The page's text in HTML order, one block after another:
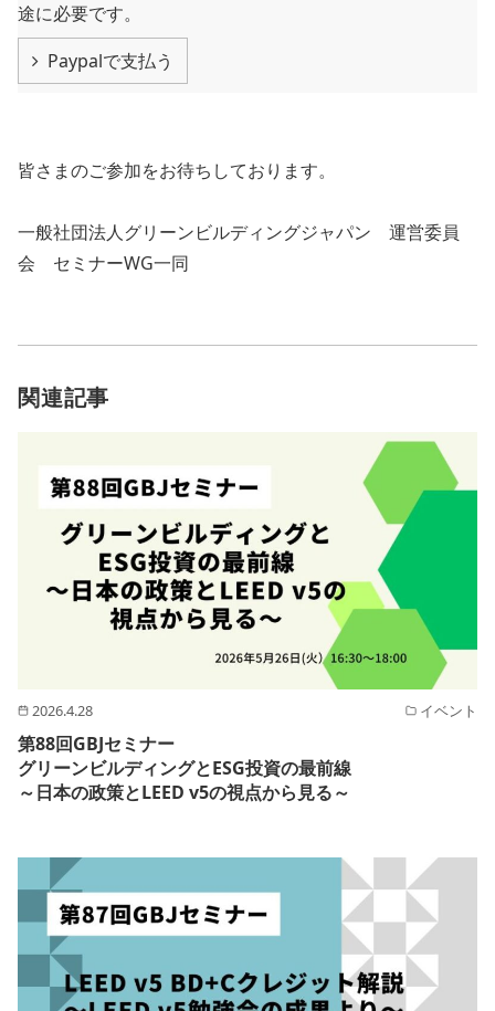
途に必要です。
Paypalで支払う
皆さまのご参加をお待ちしております。
一般社団法人グリーンビルディングジャパン 運営委員
会 セミナーWG一同
関連記事
2026.4.28 イベント
第88回GBJセミナー
グリーンビルディングとESG投資の最前線
～日本の政策とLEED v5の視点から見る～